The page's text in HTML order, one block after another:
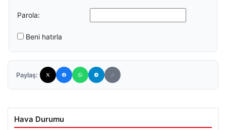
Parola:
Beni hatırla
Paylaş:
Hava Durumu